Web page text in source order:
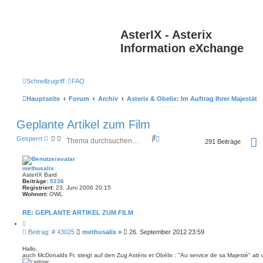
AsterIX - Asterix
Information eXchange
Schnellzugriff FAQ
Hauptseite Forum Archiv Asterix & Obelix: Im Auftrag Ihrer Majestät
Geplante Artikel zum Film
Gesperrt
S
c
e
291 Beiträge
methusalix
AsterIX Bard
Beiträge: 5236
Registriert: 23. Juni 2006 20:15
Wohnort: OWL
RE: GEPLANTE ARTIKEL ZUM FILM
i
t
e
r
e
Beitrag: # 43025B
t
methusalix » 26. September 2012 23:59
Hallo,
auch McDonalds Fr. steigt auf den Zug Astérix et Obélix : "Au service de sa Majesté"